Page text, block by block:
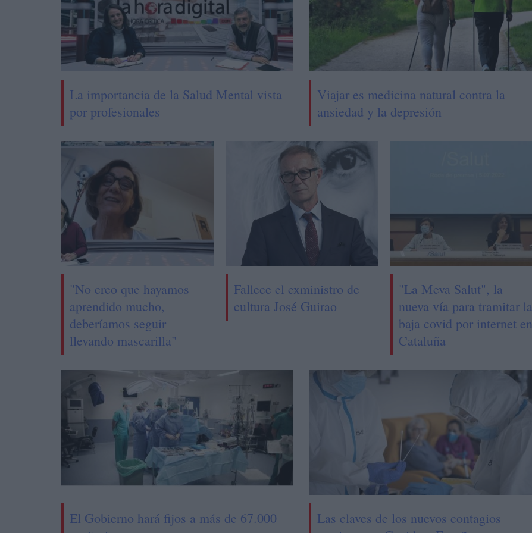
La importancia de la Salud Mental vista
por profesionales
Viajar es medicina natural contra la
ansiedad y la depresión
"No creo que hayamos
aprendido mucho,
deberíamos seguir
llevando mascarilla"
Fallece el exministro de
cultura José Guirao
"La Meva Salut", la
nueva vía para tramitar la
baja covid por internet en
Cataluña
El Gobierno hará fijos a más de 67.000
Las claves de los nuevos contagios